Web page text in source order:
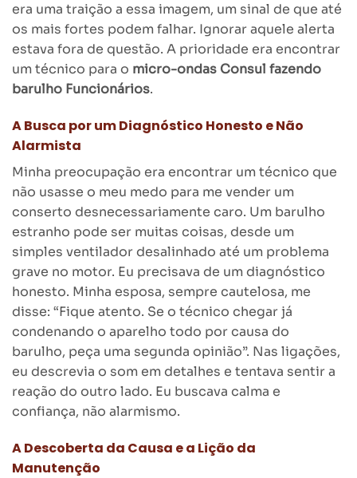
era uma traição a essa imagem, um sinal de que até
os mais fortes podem falhar. Ignorar aquele alerta
estava fora de questão. A prioridade era encontrar
um técnico para o micro-ondas Consul fazendo
barulho Funcionários.
A Busca por um Diagnóstico Honesto e Não
Alarmista
Minha preocupação era encontrar um técnico que
não usasse o meu medo para me vender um
conserto desnecessariamente caro. Um barulho
estranho pode ser muitas coisas, desde um
simples ventilador desalinhado até um problema
grave no motor. Eu precisava de um diagnóstico
honesto. Minha esposa, sempre cautelosa, me
disse: “Fique atento. Se o técnico chegar já
condenando o aparelho todo por causa do
barulho, peça uma segunda opinião”. Nas ligações,
eu descrevia o som em detalhes e tentava sentir a
reação do outro lado. Eu buscava calma e
confiança, não alarmismo.
A Descoberta da Causa e a Lição da
Manutenção